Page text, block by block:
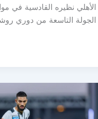
الأهلي نظيره القادسية في
الجولة التاسعة من دوري